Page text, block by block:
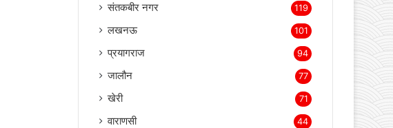
उत्तर प्रदेश 7,286
बस्ती 3,709
लखीमपुर खीरी 2,152
सोनभद्र 511
संतकबीर नगर 119
लखनऊ 101